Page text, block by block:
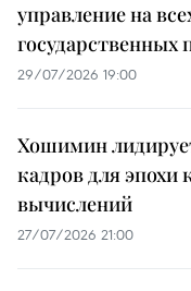
управление на
государственных
29/07/2026 19:00
Хошимин
кадров для эпохи
вычислений
27/07/2026 21:00